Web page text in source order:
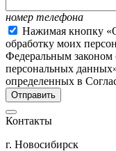
номер телефона
Нажимая кнопку
обработку моих
Федеральным
персональных
определенных в
Контакты
г. Новосибирск